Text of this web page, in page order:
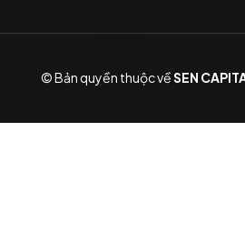
© Bản quyền thuộc vềSEN